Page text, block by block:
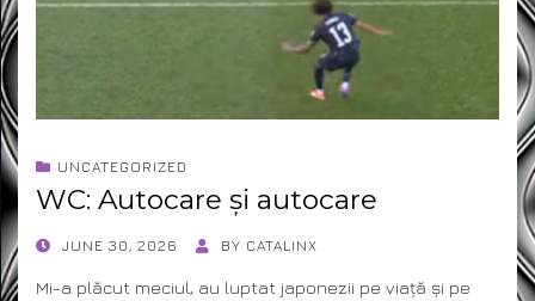
UNCATEGORIZED
WC: Autocare și autocare
POSTEDJUNE 30, 2026 BY CATALINX
Mi-a plăcut meciul, au luptat japonezii pe viață și pe